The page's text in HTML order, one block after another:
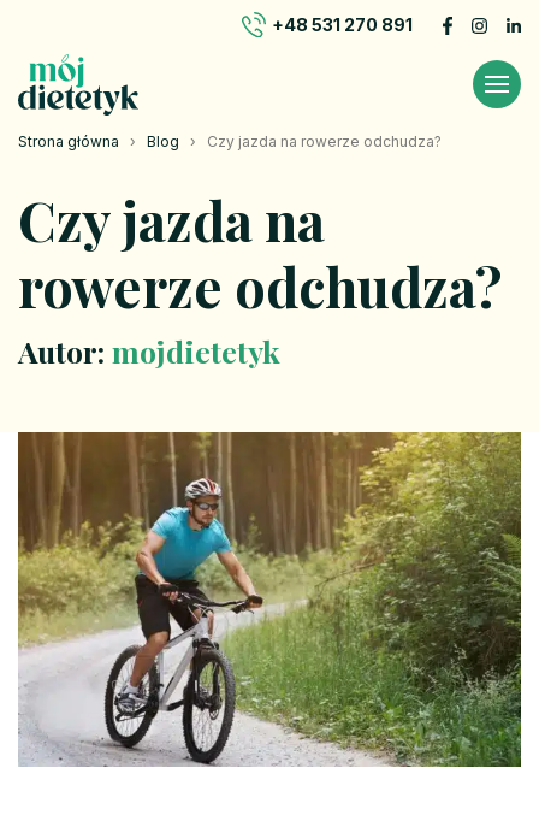
+48 531 270 891
Strona główna › Blog › Czy jazda na rowerze odchudza?
Czy jazda na
rowerze odchudza?
Autor: mojdietetyk